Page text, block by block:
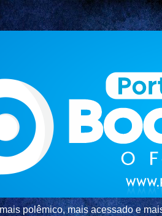
polêmico, mais acessado e